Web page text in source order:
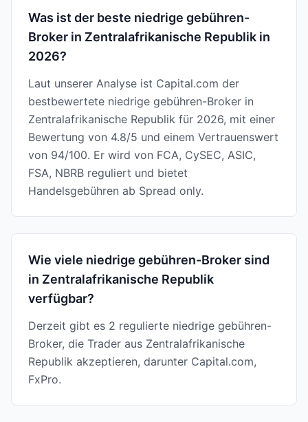
Was ist der beste niedrige gebühren-
Broker in Zentralafrikanische Republik in
2026?
Laut unserer Analyse ist Capital.com der
bestbewertete niedrige gebühren-Broker in
Zentralafrikanische Republik für 2026, mit einer
Bewertung von 4.8/5 und einem Vertrauenswert
von 94/100. Er wird von FCA, CySEC, ASIC,
FSA, NBRB reguliert und bietet
Handelsgebühren ab Spread only.
Wie viele niedrige gebühren-Broker sind
in Zentralafrikanische Republik
verfügbar?
Derzeit gibt es 2 regulierte niedrige gebühren-
Broker, die Trader aus Zentralafrikanische
Republik akzeptieren, darunter Capital.com,
FxPro.